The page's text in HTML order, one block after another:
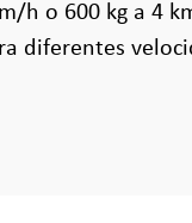
h o 600 kg a 4
diferentes